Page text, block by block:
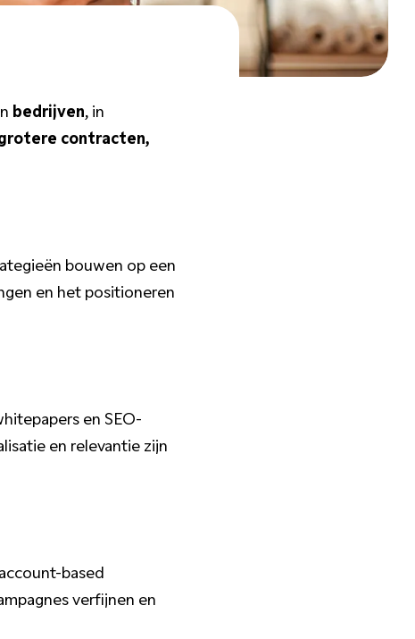
bedrijven, in
contracten,
bouwen op een
en het positioneren
en SEO-
en relevantie zijn
based
verfijnen en